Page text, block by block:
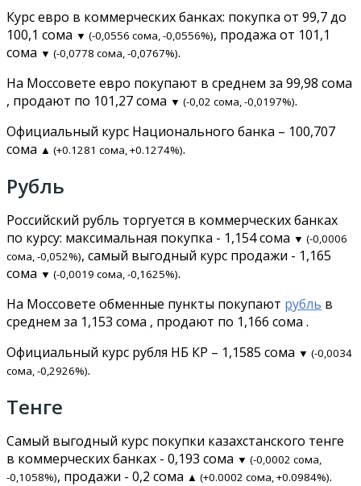
Курс евро в коммерческих банках: покупка от 99,7 до
100,1 сома ▼ (-0,0556 сома, -0,0556%), продажа от 101,1
сома ▼ (-0,0778 сома, -0,0767%).
На Моссовете евро покупают в среднем за 99,98 сома
, продают по 101,27 сома ▼ (-0,02 сома, -0,0197%).
Официальный курс Национального банка – 100,707
сома ▲ (+0.1281 сома, +0.1274%).
Рубль
Российский рубль торгуется в коммерческих банках
по курсу: максимальная покупка - 1,154 сома ▼ (-0,0006
сома, -0,052%), самый выгодный курс продажи - 1,165
сома ▼ (-0,0019 сома, -0,1625%).
На Моссовете обменные пункты покупают рубль в
среднем за 1,153 сома , продают по 1,166 сома .
Официальный курс рубля НБ КР – 1,1585 сома ▼ (-0,0034
сома, -0,2926%).
Тенге
Самый выгодный курс покупки казахстанского тенге
в коммерческих банках - 0,193 сома ▼ (-0,0002 сома,
-0,1058%), продажи - 0,2 сома ▲ (+0.0002 сома, +0.0984%).